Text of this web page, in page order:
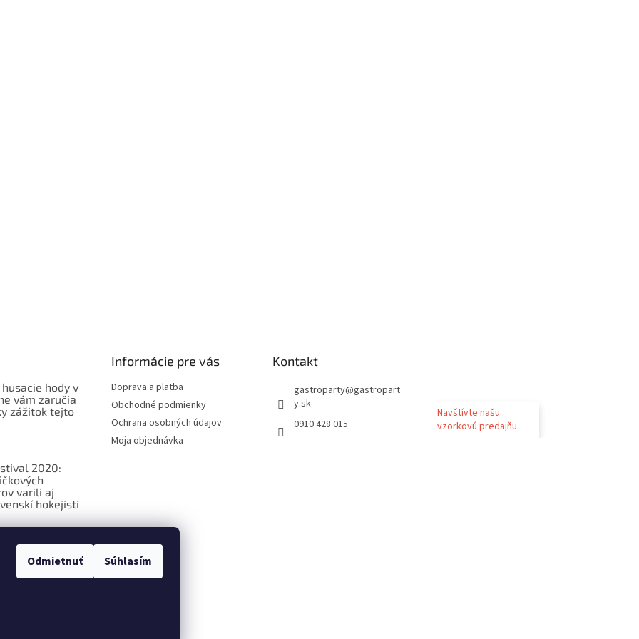
Odmietnuť Súhlasím
husacie hody v
vám zaručia
zážitok tejto
2020:
varili aj
hokejisti
o
potravinách
Informácie pre vás
Doprava a platba
Obchodné podmienky
Ochrana osobných údajov
Moja objednávka
Kontakt
gastroparty@gastropart
y.sk
0910 428 015
Navštívte našu
vzorkovú predajňu